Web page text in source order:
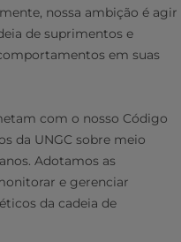
nossa ambição é agir
de suprimentos e
em suas
com o nosso Código
da UNGC sobre meio
Adotamos as
e gerenciar
da cadeia de